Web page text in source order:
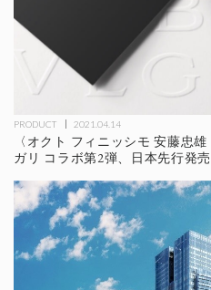
PRODUCT 2021.04.14
〈オクト フィニッシモ 安藤忠
ガリ コラボ第2弾、日本先行発売